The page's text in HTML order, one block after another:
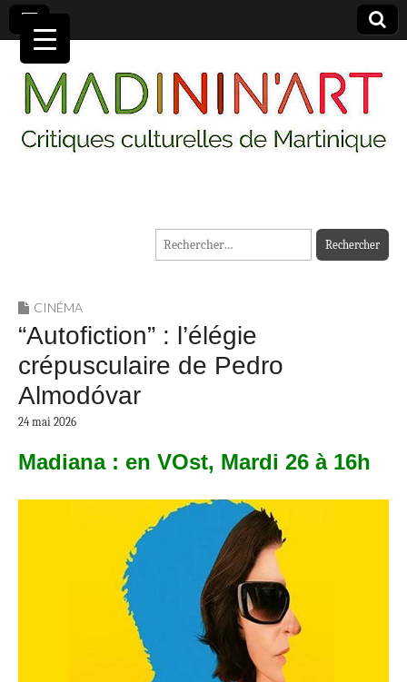
MADININ'ART
Rechercher :
CINÉMA
“Autofiction” : l’élégie
crépusculaire de Pedro
Almodóvar
24 mai 2026
Madiana : en VOst, Mardi 26 à 16h